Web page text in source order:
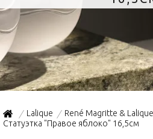
/ Lalique / René Magritte &
Статуэтка "Правое яблоко" 16,5см